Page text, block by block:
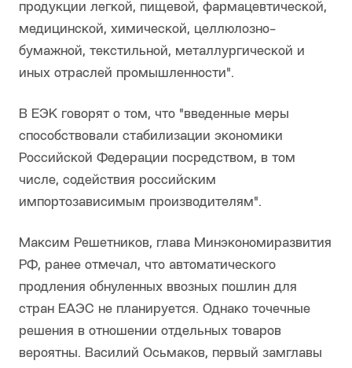
продукции легкой, пищевой, фармацевтической,
медицинской, химической, целлюлозно-
бумажной, текстильной, металлургической и
иных отраслей промышленности".
В ЕЭК говорят о том, что "введенные меры
способствовали стабилизации экономики
Российской Федерации посредством, в том
числе, содействия российским
импортозависимым производителям".
Максим Решетников, глава Минэкономиразвития
РФ, ранее отмечал, что автоматического
продления обнуленных ввозных пошлин для
стран ЕАЭС не планируется. Однако точечные
решения в отношении отдельных товаров
вероятны. Василий Осьмаков, первый замглавы